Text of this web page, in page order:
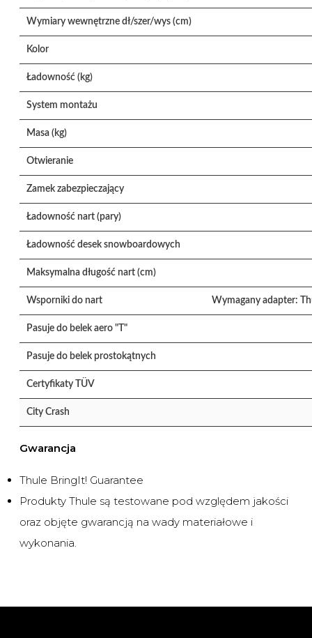
Wymiary wewnętrzne dł/szer/wys (cm)
Kolor
Ładowność (kg)
System montażu
Masa (kg)
Otwieranie
Zamek zabezpieczający
Ładowność nart (pary)
Ładowność desek snowboardowych
Maksymalna długość nart (cm)
Wsporniki do nart Wymagany adapter:
Pasuje do belek aero "T"
Pasuje do belek prostokątnych
Certyfikaty TÜV
City Crash
Gwarancja
Thule BringIt! Guarantee
Produkty Thule są testowane pod względem jakości
oraz objęte gwarancją na wady materiałowe i
wykonania.